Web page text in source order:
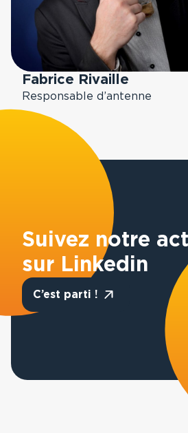
Fabrice Rivaille
Responsable d’antenne
Suivez notre
sur Linkedin
C’est parti !